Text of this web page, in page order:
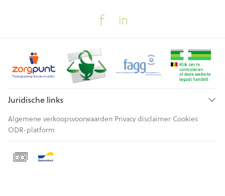
Juridische links
Algemene verkoopsvoorwaarden Privacy disclaimer Cookies
ODR-platform